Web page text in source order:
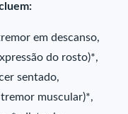
em descanso,
do rosto)*,
sentado,
muscular)*,